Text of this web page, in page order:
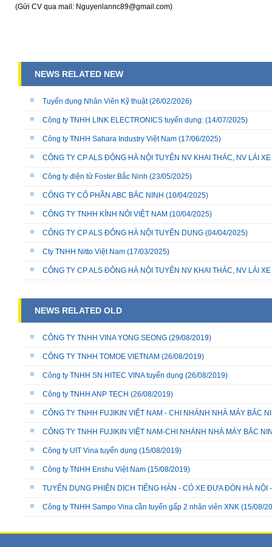
(Gửi CV qua mail: Nguyenlannc89@gmail.com)
NEWS RELATED NEW
Tuyển dụng Nhân Viên Kỹ thuật(26/02/2026)
Công ty TNHH LINK ELECTRONICS tuyển dụng: (14/07/2025)
Công ty TNHH Sahara Industry Việt Nam (17/06/2025)
CÔNG TY CP ALS ĐÔNG HÀ NỘI TUYỂN NV KHAI THÁC, NV LÁI
Công ty điện tử Foster Bắc Ninh (23/05/2025)
CÔNG TY CỔ PHẦN ABC BẮC NINH (10/04/2025)
CÔNG TY TNHH KÍNH NỎI VIỆT NAM (10/04/2025)
CÔNG TY CP ALS ĐÔNG HÀ NỘI TUYỂN DỤNG (04/04/2025)
Cty TNHH Nitto Việt Nam (17/03/2025)
CÔNG TY CP ALS ĐÔNG HÀ NỘI TUYỂN NV KHAI THÁC, NV LÁI
NEWS RELATED OLD
CÔNG TY TNHH VINA YONG SEONG (29/08/2019)
CÔNG TY TNHH TOMOE VIETNAM (26/08/2019)
Công ty TNHH SN HITEC VINA tuyển dụng (26/08/2019)
Công ty TNHH ANP TECH (26/08/2019)
CÔNG TY TNHH FUJIKIN VIỆT NAM - CHI NHÁNH NHÀ MÁY BẮC
CÔNG TY TNHH FUJIKIN VIỆT NAM-CHI NHÁNH NHÀ MÁY BẮC
Công ty UIT Vina tuyển dụng (15/08/2019)
Công ty TNHH Enshu Việt Nam (15/08/2019)
TUYỂN DỤNG PHIÊN DỊCH TIẾNG HÀN - CÓ XE ĐƯA ĐÓN HÀ NỘI
Công ty TNHH Sampo Vina cần tuyển gấp 2 nhân viên XNK (15/08/